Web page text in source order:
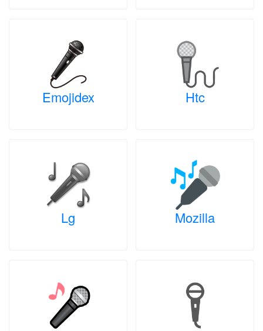
Emojidex Htc
Lg Mozilla